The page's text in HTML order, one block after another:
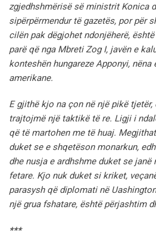
zgjedhshmërisë së ministrit Konica
sipërpërmendur të gazetës, por për
cilën pak dëgjohet ndonjëherë,
parë që nga Mbreti Zog I, javën e
konteshën hungareze Apponyi,
amerikane.
E gjithë kjo na çon në një pikë tjetër,
trajtojmë një taktikë të re. Ligji i
që të martohen me të huaj.
duket se e shqetëson monarkun,
dhe nusja e ardhshme duket se
fetare. Kjo nuk duket si kriket,
parasysh që diplomati në
një grua fshatare, është përjashtim
***